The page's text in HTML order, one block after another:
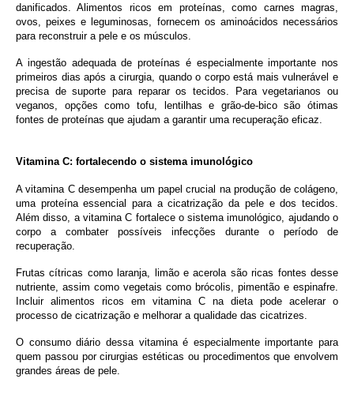
danificados. Alimentos ricos em proteínas, como carnes magras,
ovos, peixes e leguminosas, fornecem os aminoácidos necessários
para reconstruir a pele e os músculos.
A ingestão adequada de proteínas é especialmente importante nos
primeiros dias após a cirurgia, quando o corpo está mais vulnerável e
precisa de suporte para reparar os tecidos. Para vegetarianos ou
veganos, opções como tofu, lentilhas e grão-de-bico são ótimas
fontes de proteínas que ajudam a garantir uma recuperação eficaz.
Vitamina C: fortalecendo o sistema imunológico
A vitamina C desempenha um papel crucial na produção de colágeno,
uma proteína essencial para a cicatrização da pele e dos tecidos.
Além disso, a vitamina C fortalece o sistema imunológico, ajudando o
corpo a combater possíveis infecções durante o período de
recuperação.
Frutas cítricas como laranja, limão e acerola são ricas fontes desse
nutriente, assim como vegetais como brócolis, pimentão e espinafre.
Incluir alimentos ricos em vitamina C na dieta pode acelerar o
processo de cicatrização e melhorar a qualidade das cicatrizes.
O consumo diário dessa vitamina é especialmente importante para
quem passou por cirurgias estéticas ou procedimentos que envolvem
grandes áreas de pele.